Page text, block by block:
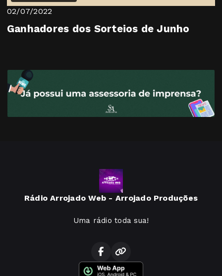
02/07/2022
Ganhadores dos Sorteios de Junho
Rádio Arrojado Web - Arrojado Produções
Uma rádio toda sua!